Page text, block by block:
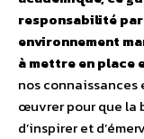
responsabilité
environnement
à mettre en place
nos
œuvrer pour que la
d’inspirer et